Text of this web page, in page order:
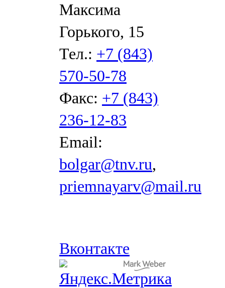
Максима
Горького, 15
Тел.: +7 (843)
570-50-78
Факс: +7 (843)
236-12-83
Email:
bolgar@tnv.ru,
priemnayarv@mail.ru
Вконтакте